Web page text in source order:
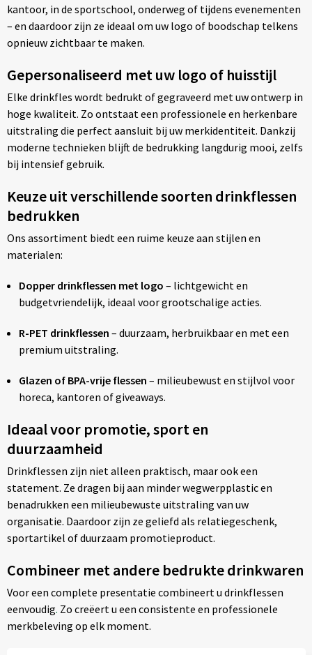
kantoor, in de sportschool, onderweg of tijdens evenementen
– en daardoor zijn ze ideaal om uw logo of boodschap telkens
opnieuw zichtbaar te maken.
Gepersonaliseerd met uw logo of huisstijl
Elke drinkfles wordt bedrukt of gegraveerd met uw ontwerp in
hoge kwaliteit. Zo ontstaat een professionele en herkenbare
uitstraling die perfect aansluit bij uw merkidentiteit. Dankzij
moderne technieken blijft de bedrukking langdurig mooi, zelfs
bij intensief gebruik.
Keuze uit verschillende soorten drinkflessen
bedrukken
Ons assortiment biedt een ruime keuze aan stijlen en
materialen:
Dopper drinkflessen met logo – lichtgewicht en
budgetvriendelijk, ideaal voor grootschalige acties.
R-PET drinkflessen – duurzaam, herbruikbaar en met een
premium uitstraling.
Glazen of BPA-vrije flessen – milieubewust en stijlvol voor
horeca, kantoren of giveaways.
Ideaal voor promotie, sport en
duurzaamheid
Drinkflessen zijn niet alleen praktisch, maar ook een
statement. Ze dragen bij aan minder wegwerpplastic en
benadrukken een milieubewuste uitstraling van uw
organisatie. Daardoor zijn ze geliefd als relatiegeschenk,
sportartikel of duurzaam promotieproduct.
Combineer met andere bedrukte drinkwaren
Voor een complete presentatie combineert u drinkflessen
eenvoudig. Zo creëert u een consistente en professionele
merkbeleving op elk moment.